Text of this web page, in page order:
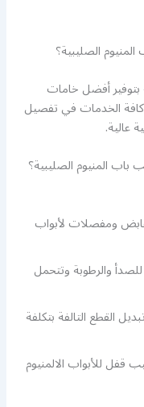
الصليبية؟
بتوفير أفضل خامات
كافة الخدمات في تفصيل
عالية.
المنيوم الصليبية؟
ومفصلات لأبواب
والرطوبة وتتحمل
القطع التالفة بتكلفة
قفل للأبواب الالمنيوم